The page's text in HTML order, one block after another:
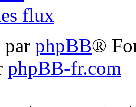
flux
par phpBB®
phpBB-fr.com